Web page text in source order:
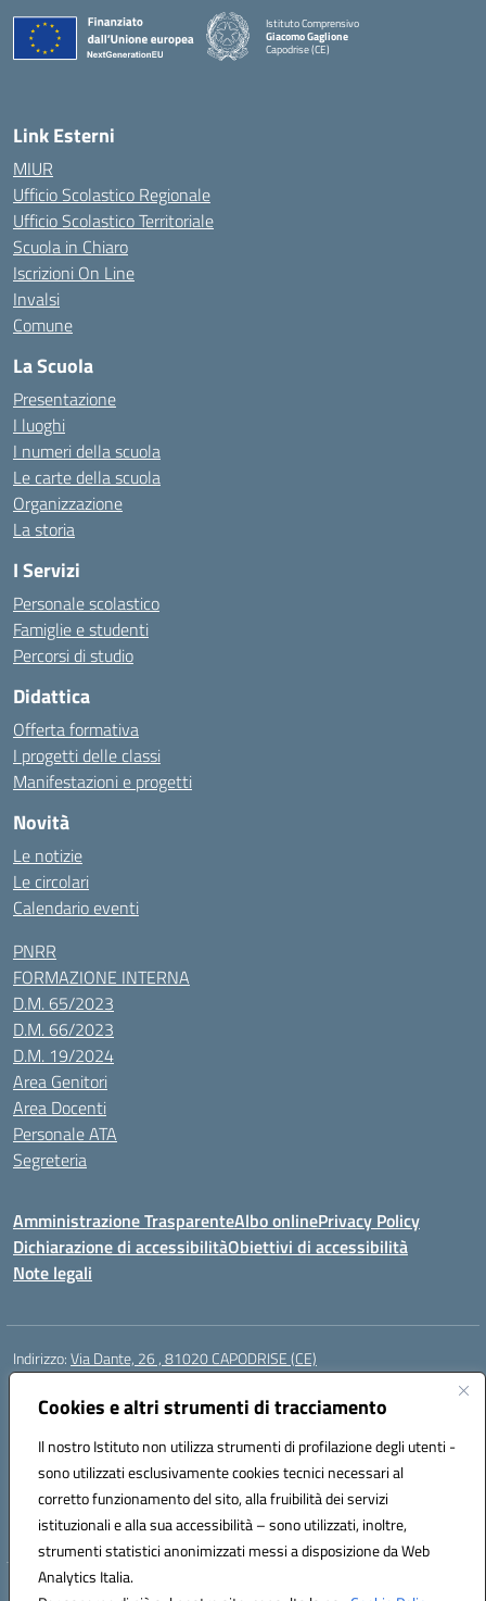
Cookies e altri strumenti di tracciamento
Il nostro Istituto non utilizza strumenti di profilazione degli utenti -
sono utilizzati esclusivamente cookies tecnici necessari al
corretto funzionamento del sito, alla fruibilità dei servizi
istituzionali e alla sua accessibilità – sono utilizzati, inoltre,
strumenti statistici anonimizzati messi a disposizione da Web
Analytics Italia.
Istituto Comprensivo
Giacomo Gaglione
Capodrise (CE)
— Visita la pagina iniziale della scuola
Link Esterni
MIUR
Ufficio Scolastico Regionale
Ufficio Scolastico Territoriale
Scuola in Chiaro
Iscrizioni On Line
Invalsi
Comune
La Scuola
Presentazione
I luoghi
I numeri della scuola
Le carte della scuola
Organizzazione
La storia
I Servizi
Personale scolastico
Famiglie e studenti
Percorsi di studio
Didattica
Offerta formativa
I progetti delle classi
Manifestazioni e progetti
Novità
Le notizie
Le circolari
Calendario eventi
PNRR
FORMAZIONE INTERNA
D.M. 65/2023
D.M. 66/2023
D.M. 19/2024
Area Genitori
Area Docenti
Personale ATA
Segreteria
Amministrazione TrasparenteAlbo onlinePrivacy Policy
Dichiarazione di accessibilitàObiettivi di accessibilità
Note legali
Indirizzo:Via Dante, 26 , 81020 CAPODRISE (CE)
Centralino:
Posta elettronica certificata (PEC):CEIC83000V@pec.istruzione.it
Codice fiscale: 80103200616
Codice meccanografico:CEIC83000V
Codice Indice delle Pubbliche Amministrazioni (IPA): istsc_ceic83000v
Codice unico di fatturazione (CUF): UFO76N
Hosting & Powered by 3D Solution S.r.l.